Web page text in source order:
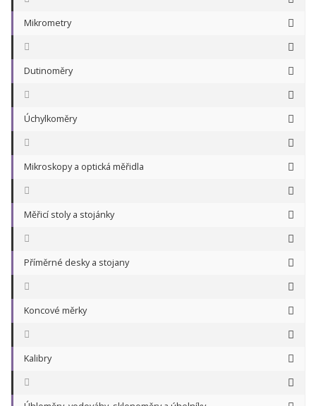
Mikrometry
Dutinoměry
Úchylkoměry
Mikroskopy a optická měřidla
Měřicí stoly a stojánky
Příměrné desky a stojany
Koncové měrky
Kalibry